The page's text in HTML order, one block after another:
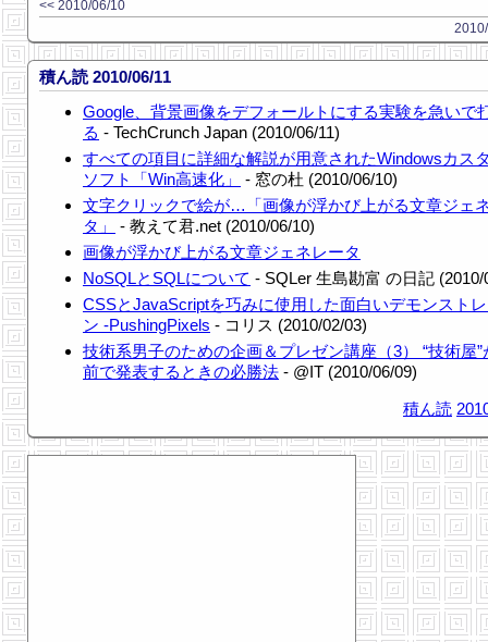
<< 2010/06/10
積ん読 2010/06/11
Google、背景画像をデフォールトにする実験を急いで
る - TechCrunch Japan (2010/06/11)
すべての項目に詳細な解説が用意されたWindowsカス
ソフト「Win高速化」
- 窓の杜 (2010/06/10)
文字クリックで絵が…「画像が浮かび上がる文章ジェ
タ」
- 教えて君.net (2010/06/10)
画像が浮かび上がる文章ジェネレータ
NoSQLとSQLについて - SQLer 生島勘富 の日記 (2010/
CSSとJavaScriptを巧みに使用した面白いデモンスト
ン -PushingPixels - コリス (2010/02/03)
技術系男子のための企画＆プレゼン講座（3） “技術屋”
前で発表するときの必勝法 - @IT (2010/06/09)
積ん読